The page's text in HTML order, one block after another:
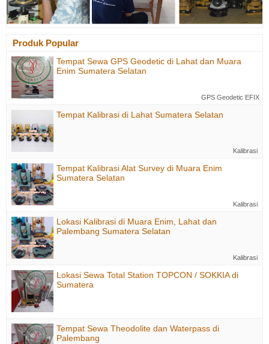
Produk Popular
Tempat Sewa GPS Geodetic di Lahat dan Muara
Enim Sumatera Selatan
GPS Geodetic EFIX
Tempat Kalibrasi di Lahat Sumatera Selatan
Kalibrasi
Tempat Kalibrasi Alat Survey di Muara Enim
Sumatera Selatan
Kalibrasi
Lokasi Kalibrasi di Muara Enim, Lahat dan
Palembang Sumatera Selatan
Kalibrasi
Lokasi Sewa Total Station TOPCON / SOKKIA di
Sumatera
Tempat Sewa Theodolite dan Waterpass di
Palembang